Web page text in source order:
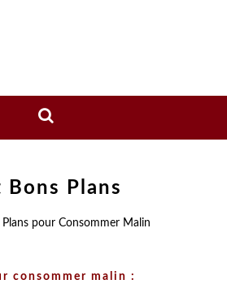
Bons Plans
consommer malin :